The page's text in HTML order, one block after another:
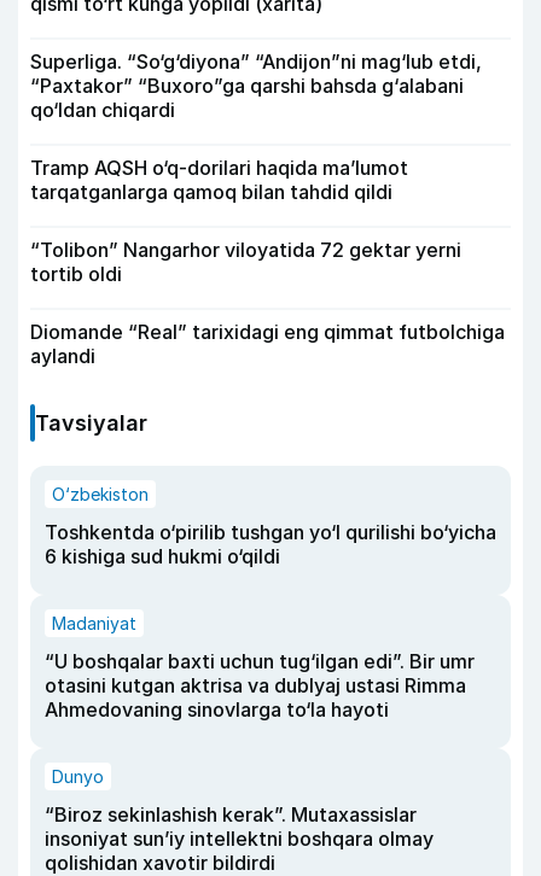
Superliga. “So‘g‘diyona” “Andijon”ni mag‘lub etdi,
“Paxtakor” “Buxoro”ga qarshi bahsda g‘alabani
qo‘ldan chiqardi
Tramp AQSH o‘q-dorilari haqida ma’lumot
tarqatganlarga qamoq bilan tahdid qildi
“Tolibon” Nangarhor viloyatida 72 gektar yerni
tortib oldi
Diomande “Real” tarixidagi eng qimmat futbolchiga
aylandi
Tavsiyalar
O‘zbekiston
Toshkentda o‘pirilib tushgan yo‘l qurilishi bo‘yicha
6 kishiga sud hukmi o‘qildi
Madaniyat
“U boshqalar baxti uchun tug‘ilgan edi”. Bir umr
otasini kutgan aktrisa va dublyaj ustasi Rimma
Ahmedovaning sinovlarga to‘la hayoti
Dunyo
“Biroz sekinlashish kerak”. Mutaxassislar
insoniyat sun’iy intellektni boshqara olmay
qolishidan xavotir bildirdi